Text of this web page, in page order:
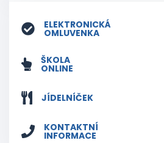
ELEKTRONICKÁ
OMLUVENKA
ŠKOLA
ONLINE
JÍDELNÍČEK
KONTAKTNÍ
INFORMACE